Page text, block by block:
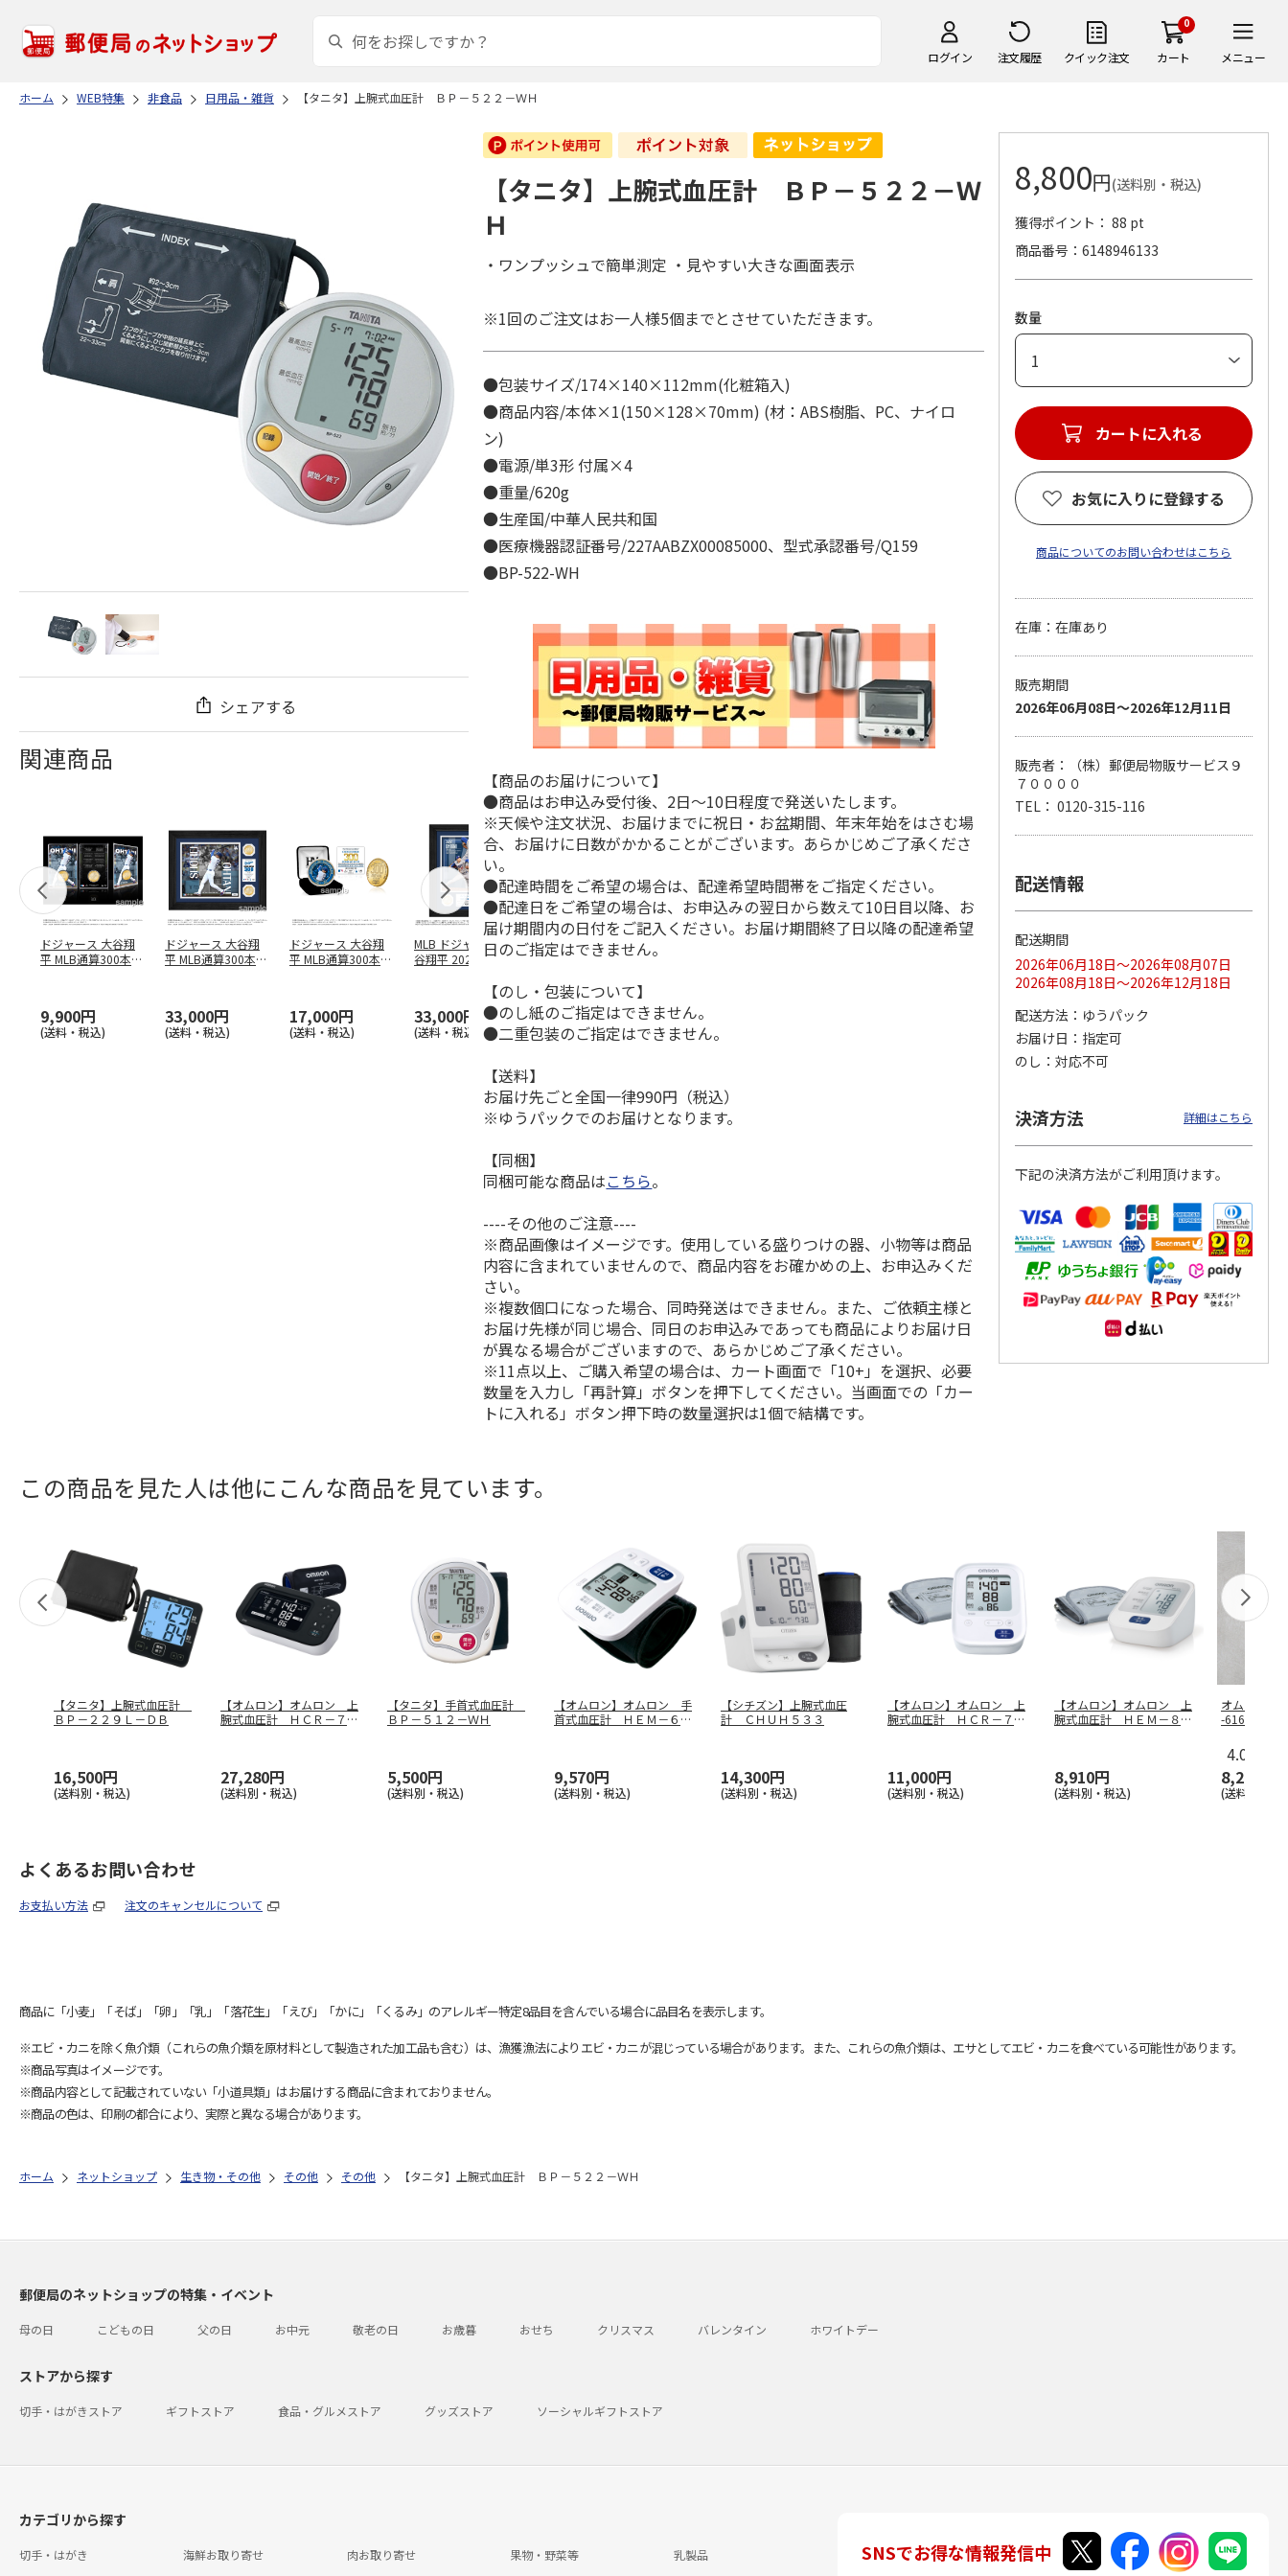
ログイン 注文履歴 クイック注文
0
カート メニュー
ホーム WEB特集 非食品 日用品・雑貨 【タニタ】上腕式血圧計 ＢＰ－５２２－ＷＨ
シェアする
関連商品
ドジャース 大谷翔
平 MLB通算300本塁
9,900円
(送料・税込)
ドジャース 大谷翔
平 MLB通算300本塁
33,000円
(送料・税込)
ドジャース 大谷翔
平 MLB通算300本塁
17,000円
(送料・税込)
MLB ドジャース 大
谷翔平 2026 NL 3・
33,000円
(送料・税込)
ドジャース 大谷翔
平 日本人最多53試
ブ…
33,000円
(送料・税込)
9,900円
(送料・税込)
ドジャース 大谷翔
平 日本人最多53試
合連続出塁記念 シ
ル…
17,000円
(送料・税込)
谷翔平 2026 NL 3・
4月投手…
【タニタ】上腕式血圧計 ＢＰ－５２２－Ｗ
Ｈ
・ワンプッシュで簡単測定 ・見やすい大きな画面表示
※1回のご注文はお一人様5個までとさせていただきます。
●包装サイズ/174×140×112mm(化粧箱入)
●商品内容/本体×1(150×128×70mm) (材：ABS樹脂、PC、ナイロ
ン)
●電源/単3形 付属×4
●重量/620g
●生産国/中華人民共和国
●医療機器認証番号/227AABZX00085000、型式承認番号/Q159
●BP-522-WH
【商品のお届けについて】
●商品はお申込み受付後、2日～10日程度で発送いたします。
※天候や注文状況、お届けまでに祝日・お盆期間、年末年始をはさむ場
合、お届けに日数がかかることがございます。あらかじめご了承くださ
い。
●配達時間をご希望の場合は、配達希望時間帯をご指定ください。
●配達日をご希望の場合は、お申込みの翌日から数えて10日目以降、お
届け期間内の日付をご記入ください。お届け期間終了日以降の配達希望
日のご指定はできません。
【のし・包装について】
●のし紙のご指定はできません。
●二重包装のご指定はできません。
【送料】
お届け先ごと全国一律990円（税込）
※ゆうパックでのお届けとなります。
【同梱】
同梱可能な商品はこちら。
----その他のご注意----
※商品画像はイメージです。使用している盛りつけの器、小物等は商品
内容に含まれていませんので、商品内容をお確かめの上、お申込みくだ
さい。
※複数個口になった場合、同時発送はできません。また、ご依頼主様と
お届け先様が同じ場合、同日のお申込みであっても商品によりお届け日
が異なる場合がございますので、あらかじめご了承ください。
※11点以上、ご購入希望の場合は、カート画面で「10+」を選択、必要
数量を入力し「再計算」ボタンを押下してください。当画面での「カー
トに入れる」ボタン押下時の数量選択は1個で結構です。
8,800円(送料別・税込)
獲得ポイント： 88 pt
商品番号
6148946133
数量
カートに入れる
お気に入りに登録する
商品についてのお問い合わせはこちら
在庫：在庫あり
販売期間
2026年06月08日～2026年12月11日
販売者：（株）郵便局物販サービス９
７００００
TEL： 0120-315-116
配送情報
配送期間
2026年06月18日～2026年08月07日
2026年08月18日～2026年12月18日
配送方法
ゆうパック
お届け日
指定可
のし
対応不可
決済方法 詳細はこちら
下記の決済方法がご利用頂けます。
この商品を見た人は他にこんな商品を見ています。
【タニタ】上腕式血圧計
ＢＰ－２２９Ｌ－ＤＢ
16,500円
(送料別・税込)
【オムロン】オムロン 上
腕式血圧計 ＨＣＲ－７７
27,280円
(送料別・税込)
【タニタ】手首式血圧計
ＢＰ－５１２－ＷＨ
5,500円
(送料別・税込)
【オムロン】オムロン 手
首式血圧計 ＨＥＭ－６１
9,570円
(送料別・税込)
【シチズン】上腕式血圧
計 ＣＨＵＨ５３３
14,300円
(送料別・税込)
【オムロン】オムロン 上
腕式血圧計 ＨＣＲ－７０
11,000円
(送料別・税込)
【オムロン】オムロン 上
腕式血圧計 ＨＥＭ－８７
8,910円
(送料別・税込)
オムロン 手
-6161
4.0
8,250円
(送料別・税
よくあるお問い合わせ
お支払い方法 注文のキャンセルについて
商品に「小麦」「そば」「卵」「乳」「落花生」「えび」「かに」「くるみ」のアレルギー特定8品目を含んでいる場合に品目名を表示します。
※エビ・カニを除く魚介類（これらの魚介類を原材料として製造された加工品も含む）は、漁獲漁法によりエビ・カニが混じっている場合があります。また、これらの魚介類は、エサとしてエビ・カニを食べている可能性があります。
※商品写真はイメージです。
※商品内容として記載されていない「小道具類」はお届けする商品に含まれておりません。
※商品の色は、印刷の都合により、実際と異なる場合があります。
ホーム ネットショップ 生き物・その他 その他 その他 【タニタ】上腕式血圧計 ＢＰ－５２２－ＷＨ
郵便局のネットショップの特集・イベント
母の日 こどもの日 父の日 お中元 敬老の日 お歳暮 おせち クリスマス バレンタイン ホワイトデー
ストアから探す
切手・はがきストア ギフトストア 食品・グルメストア グッズストア ソーシャルギフトストア
カテゴリから探す
切手・はがき 海鮮お取り寄せ 肉お取り寄せ 果物・野菜等 乳製品 SNSでお得な情報発信中